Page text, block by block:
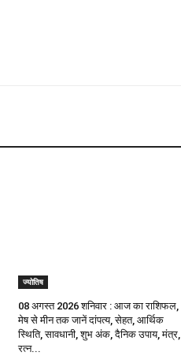
ज्योतिष
08 अगस्त 2026 शनिवार : आज का राशिफल,
मेष से मीन तक जानें दांपत्य, सेहत, आर्थिक
स्थिति, सावधानी, शुभ अंक, दैनिक उपाय, मंत्र,
रत्न...